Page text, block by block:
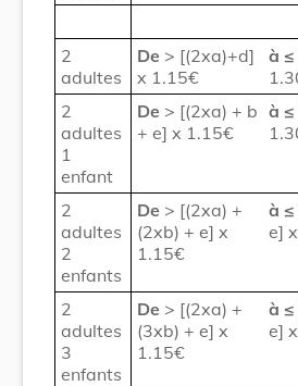
2
adultes
De > [(2xa)+d]
x 1.15€
à ≤
2
adultes
1
enfant
De > [(2xa) + b
+ e] x 1.15€
à ≤
2
adultes
2
enfants
De > [(2xa) +
(2xb) + e] x
1.15€
à ≤
e]
2
adultes
3
enfants
De > [(2xa) +
(3xb) + e] x
1.15€
à ≤
e]